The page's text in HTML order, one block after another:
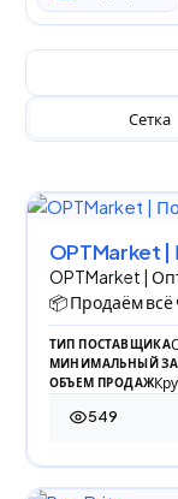
Сетка
OPTMarket
OPTMarket |
📦 Продаём всё
ТИП ПОСТАВЩИКА
МИНИМАЛЬНЫЙ
ОБЪЕМ ПРОДАЖ
549
549